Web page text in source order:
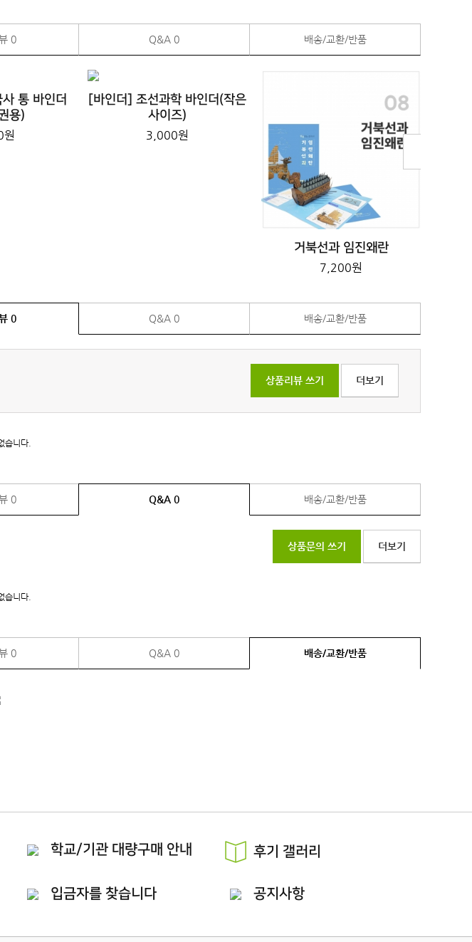
0 Q&A 0 배송/교환/반품
통 바인더
용)
[바인더] 조선과학 바인더(작은
사이즈)
3,000원
거북선과 임진왜란
7,200원
0 Q&A 0 배송/교환/반품
상품리뷰 쓰기 더보기
습니다.
0 Q&A 0 배송/교환/반품
상품문의 쓰기 더보기
습니다.
0 Q&A 0 배송/교환/반품
학교/기관 대량구매 안내 후기 갤러리
입금자를 찾습니다 공지사항